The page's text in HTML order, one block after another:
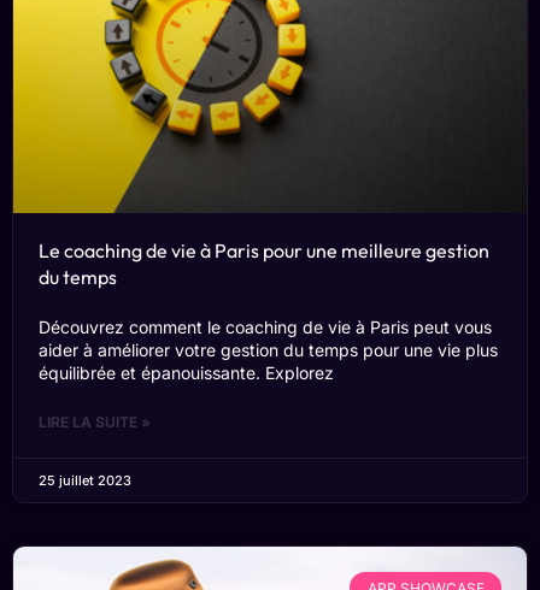
Le coaching de vie à Paris pour une meilleure gestion
du temps
Découvrez comment le coaching de vie à Paris peut vous
aider à améliorer votre gestion du temps pour une vie plus
équilibrée et épanouissante. Explorez
LIRE LA SUITE »
25 juillet 2023